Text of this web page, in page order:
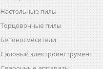
Настольные пилы
Торцовочные пилы
Бетоносмесители
Садовый электроинструмент